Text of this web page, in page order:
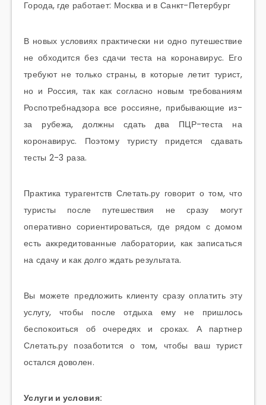
Города, где работает: Москва и в Санкт-Петербург
В новых условиях практически ни одно путешествие
не обходится без сдачи теста на коронавирус. Его
требуют не только страны, в которые летит турист,
но и Россия, так как согласно новым требованиям
Роспотребнадзора все россияне, прибывающие из-
за рубежа, должны сдать два ПЦР-теста на
коронавирус. Поэтому туристу придется сдавать
тесты 2-3 раза.
Практика турагентств Слетать.ру говорит о том, что
туристы после путешествия не сразу могут
оперативно сориентироваться, где рядом с домом
есть аккредитованные лаборатории, как записаться
на сдачу и как долго ждать результата.
Вы можете предложить клиенту сразу оплатить эту
услугу, чтобы после отдыха ему не пришлось
беспокоиться об очередях и сроках. А партнер
Слетать.ру позаботится о том, чтобы ваш турист
остался доволен.
Услуги и условия: